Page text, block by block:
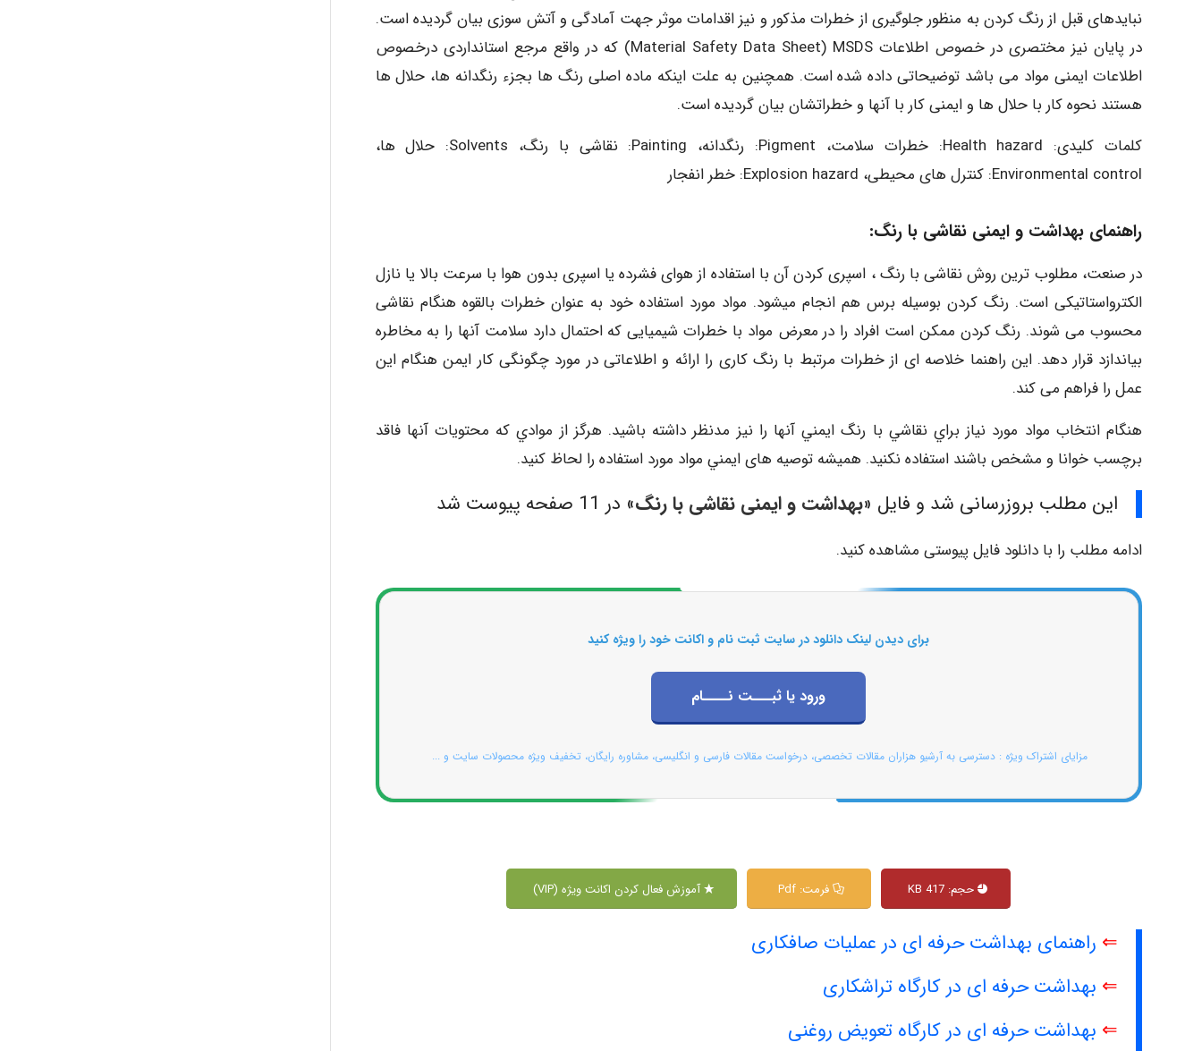
نبایدهای قبل از رنگ کردن به منظور جلوگیری از خطرات مذکور و نیز اقدامات موثر جهت آمادگی و آتش سوزی بیان گردیده است.
در پایان نیز مختصری در خصوص اطلاعات Material Safety Data Sheet) MSDS) که در واقع مرجع استانداردی درخصوص
اطلاعات ایمنی مواد می باشد توضیحاتی داده شده است. همچنین به علت اینکه ماده اصلی رنگ ها بجزء رنگدانه ها، حلال ها
هستند نحوه کار با حلال ها و ایمنی کار با آنها و خطراتشان بیان گردیده است.
کلمات کلیدی: Health hazard: خطرات سلامت، Pigment: رنگدانه، Painting: نقاشی با رنگ، Solvents: حلال ها،
Environmental control: کنترل های محیطی، Explosion hazard: خطر انفجار
راهنمای بهداشت و ایمنی نقاشی با رنگ:
در صنعت، مطلوب ترین روش نقاشی با رنگ ، اسپری کردن آن با استفاده از هوای فشرده یا اسپری بدون هوا با سرعت بالا یا نازل
الکترواستاتیکی است. رنگ کردن بوسیله برس هم انجام میشود. مواد مورد استفاده خود به عنوان خطرات بالقوه هنگام نقاشی
محسوب می شوند. رنگ کردن ممکن است افراد را در معرض مواد با خطرات شیمیایی که احتمال دارد سلامت آنها را به مخاطره
بیاندازد قرار دهد. این راهنما خلاصه ای از خطرات مرتبط با رنگ کاری را ارائه و اطلاعاتی در مورد چگونگی کار ایمن هنگام این
عمل را فراهم می کند.
ﻫﻨﮕﺎﻡ ﺍﻧﺘﺨﺎﺏ ﻣﻮﺍﺩ ﻣﻮﺭﺩ ﻧﻴﺎﺯ ﺑﺮﺍﻱ ﻧﻘﺎﺷﻲ ﺑﺎ ﺭﻧﮓ ﺍﻳﻤﻨﻲ ﺁﻧﻬﺎ ﺭﺍ ﻧﻴﺰ ﻣﺪﻧﻈﺮ ﺩﺍﺷﺘﻪ ﺑﺎﺷﻴﺪ. ﻫﺮﮔﺰ ﺍﺯ ﻣﻮﺍﺩﻱ ﻛﻪ ﻣﺤﺘﻮﻳﺎﺕ ﺁﻧﻬﺎ ﻓﺎﻗﺪ
ﺑﺮﭼﺴﺐ ﺧﻮﺍﻧﺎ ﻭ ﻣﺸﺨﺺ ﺑﺎﺷﻨﺪ ﺍﺳﺘﻔﺎﺩﻩ ﻧﻜﻨﻴﺪ. ﻫﻤﻴﺸﻪ ﺗﻮصیه های ﺍﻳﻤﻨﻲ ﻣﻮﺍﺩ ﻣﻮﺭﺩ ﺍﺳﺘﻔﺎﺩﻩ ﺭﺍ ﻟﺤﺎﻅ ﻛﻨﻴﺪ.
این مطلب بروزرسانی شد و فایل «بهداشت و ایمنی نقاشی با رنگ» در 11 صفحه پیوست شد
ادامه مطلب را با دانلود فایل پیوستی مشاهده کنید.
برای دیدن لینک دانلود در سایت ثبت نام و اکانت خود را ویژه کنید
ورود یا ثبـــت نــــام
مزایای اشتراک ویژه : دسترسی به آرشیو هزاران مقالات تخصصی، درخواست مقالات فارسی و انگلیسی، مشاوره رایگان، تخفیف ویژه محصولات سایت و ...
حجم: 417 KB فرمت: Pdf آموزش فعال کردن اکانت ویژه (VIP)
⇐ راهنمای بهداشت حرفه ای در عملیات صافکاری
⇐ بهداشت حرفه ای در کارگاه تراشکاری
⇐ بهداشت حرفه ای در کارگاه تعویض روغنی